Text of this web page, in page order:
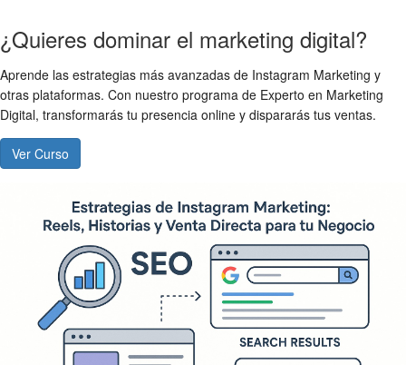
¿Quieres dominar el marketing digital?
Aprende las estrategias más avanzadas de Instagram Marketing y
otras plataformas. Con nuestro programa de Experto en Marketing
Digital, transformarás tu presencia online y dispararás tus ventas.
Ver Curso